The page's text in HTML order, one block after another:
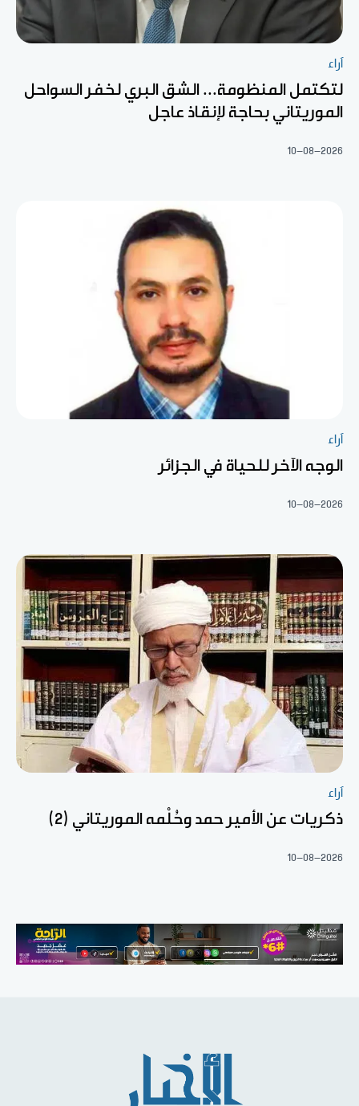
آراء
لتكتمل المنظومة... الشق البري لخفر السواحل
الموريتاني بحاجة لإنقاذ عاجل
10-08-2026
آراء
الوجه الآخر للحياة في الجزائر
10-08-2026
آراء
ذكريات عن الأمير حمد وحُلْمه الموريتاني (2)
10-08-2026